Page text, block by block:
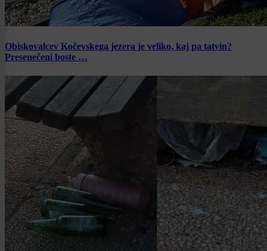
Obiskovalcev Kočevskega jezera je veliko, kaj pa tatvin?
Presenečeni boste …